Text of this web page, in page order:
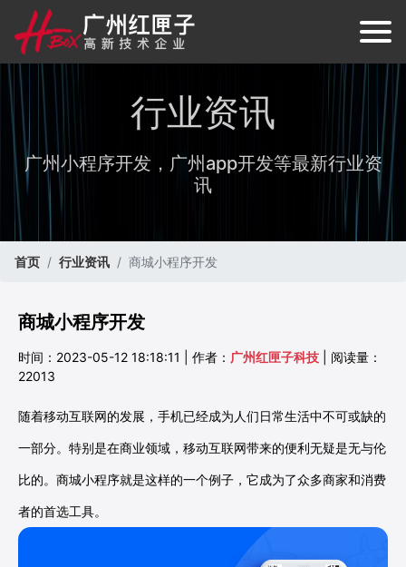
行业资讯
广州小程序开发，广州app开发等最新行业资
讯
首页 行业资讯 商城小程序开发
商城小程序开发
时间：2023-05-12 18:18:11 | 作者： 广州红匣子科技 | 阅读量：
22013
随着移动互联网的发展，手机已经成为人们日常生活中不可或缺的
一部分。特别是在商业领域，移动互联网带来的便利无疑是无与伦
比的。商城小程序就是这样的一个例子，它成为了众多商家和消费
者的首选工具。